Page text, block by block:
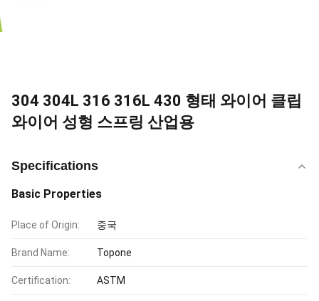
304 304L 316 316L 430 형태 와이어 클립
와이어 성형 스프링 산업용
Specifications
Basic Properties
Place of Origin: 중국
Brand Name: Topone
Certification: ASTM